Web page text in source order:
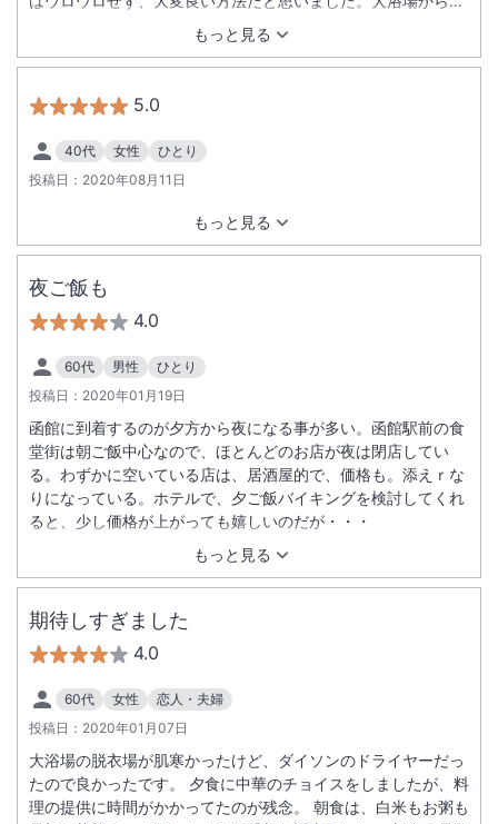
もっと見る
眺望は最高です。 目前に迫る函館山は圧巻です。また、函館へ
行く際には利用したいです。
5.0
40代 女性
ひとり
投稿日： 2020年08月11日
もっと見る
夜ご飯も
4.0
60代 男性
ひとり
投稿日： 2020年01月19日
もっと見る
函館に到着するのが夕方から夜になる事が多い。函館駅前の食
堂街は朝ご飯中心なので、ほとんどのお店が夜は閉店してい
る。わずかに空いている店は、居酒屋的で、価格も。添えｒな
りになっている。ホテルで、夕ご飯バイキングを検討してくれ
ると、少し価格が上がっても嬉しいのだが・・・
期待しすぎました
4.0
60代 女性
恋人・夫婦
投稿日： 2020年01月07日
大浴場の脱衣場が肌寒かったけど、ダイソンのドライヤーだっ
たので良かったです。 夕食に中華のチョイスをしましたが、料
理の提供に時間がかかってたのが残念。 朝食は、白米もお粥も